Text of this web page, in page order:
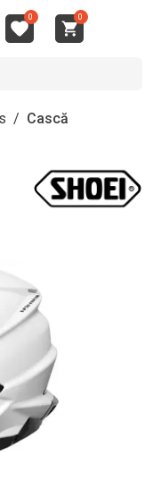
0 0
/ Cască